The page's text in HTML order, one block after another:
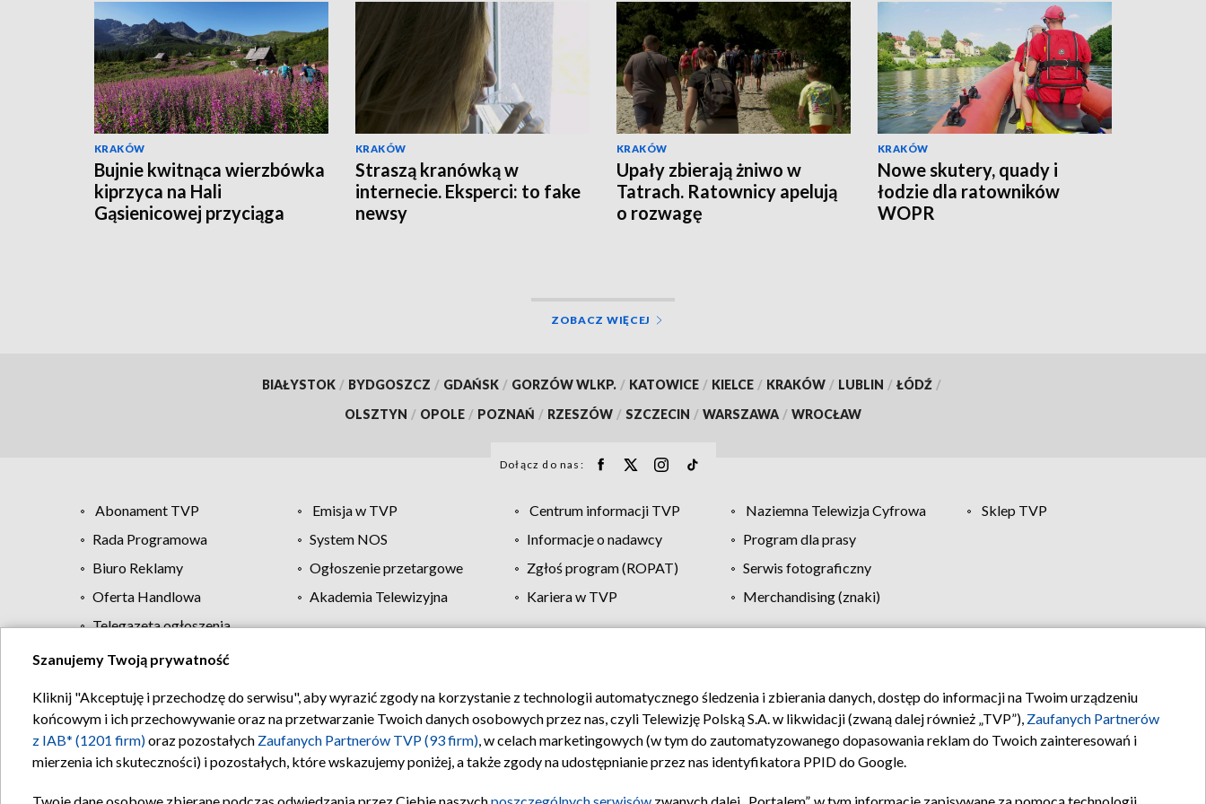
KRAKÓW
Bujnie kwitnąca wierzbówka
kiprzyca na Hali
Gąsienicowej przyciąga
KRAKÓW
Straszą kranówką w
internecie. Eksperci: to fake
newsy
KRAKÓW
Upały zbierają żniwo w
Tatrach. Ratownicy apelują
o rozwagę
KRAKÓW
Nowe skutery, quady i
łodzie dla ratowników
WOPR
ZOBACZ WIĘCEJ
BIAŁYSTOK / BYDGOSZCZ / GDAŃSK / GORZÓW WLKP. / KATOWICE / KIELCE / KRAKÓW / LUBLIN / ŁÓDŹ /
OLSZTYN / OPOLE / POZNAŃ / RZESZÓW / SZCZECIN / WARSZAWA / WROCŁAW
Dołącz do nas:
Abonament TVP Emisja w TVP Centrum informacji TVP Naziemna Telewizja Cyfrowa
Sklep TVP
Rada Programowa
System NOS Informacje o nadawcy
Program dla prasy
Biuro Reklamy
Ogłoszenie przetargowe Zgłoś program (ROPAT)
Serwis fotograficzny
Oferta Handlowa
Akademia Telewizyjna Kariera w TVP
Merchandising (znaki)
Telegazeta ogłoszenia
Regulamin TVP Polityka prywatności Moje zgody Pomoc Biuro reklamy Kontakt
Szanujemy Twoją prywatność
Kliknij "Akceptuję i przechodzę do serwisu", aby wyrazić zgody na korzystanie z technologii automatycznego śledzenia i zbierania danych, dostęp do informacji na Twoim urządzeniu
końcowym i ich przechowywanie oraz na przetwarzanie Twoich danych osobowych przez nas, czyli Telewizję Polską S.A. w likwidacji (zwaną dalej również „TVP”), Zaufanych Partnerów
z IAB* (1201 firm)oraz pozostałych Zaufanych Partnerów TVP (93 firm), w celach marketingowych (w tym do zautomatyzowanego dopasowania reklam do Twoich zainteresowań i
mierzenia ich skuteczności) i pozostałych, które wskazujemy poniżej, a także zgody na udostępnianie przez nas identyfikatora PPID do Google.